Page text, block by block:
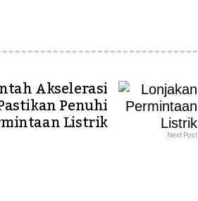
Akselerasi
Penuhi
Listrik Next Post